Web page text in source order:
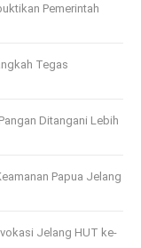
Pemerintah
Tegas
Ditangani Lebih
Papua Jelang
Jelang HUT ke-